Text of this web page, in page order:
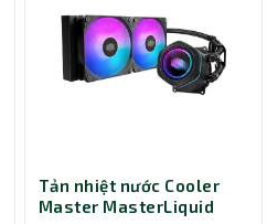
Tản nhiệt nước Cooler
Master MasterLiquid